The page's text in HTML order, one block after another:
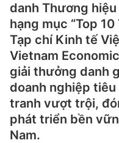
danh Thương
hạng mục “Top
Tạp chí Kinh tế
Vietnam
giải thưởng danh
doanh nghiệp
tranh vượt trội,
phát triển bền
Nam.